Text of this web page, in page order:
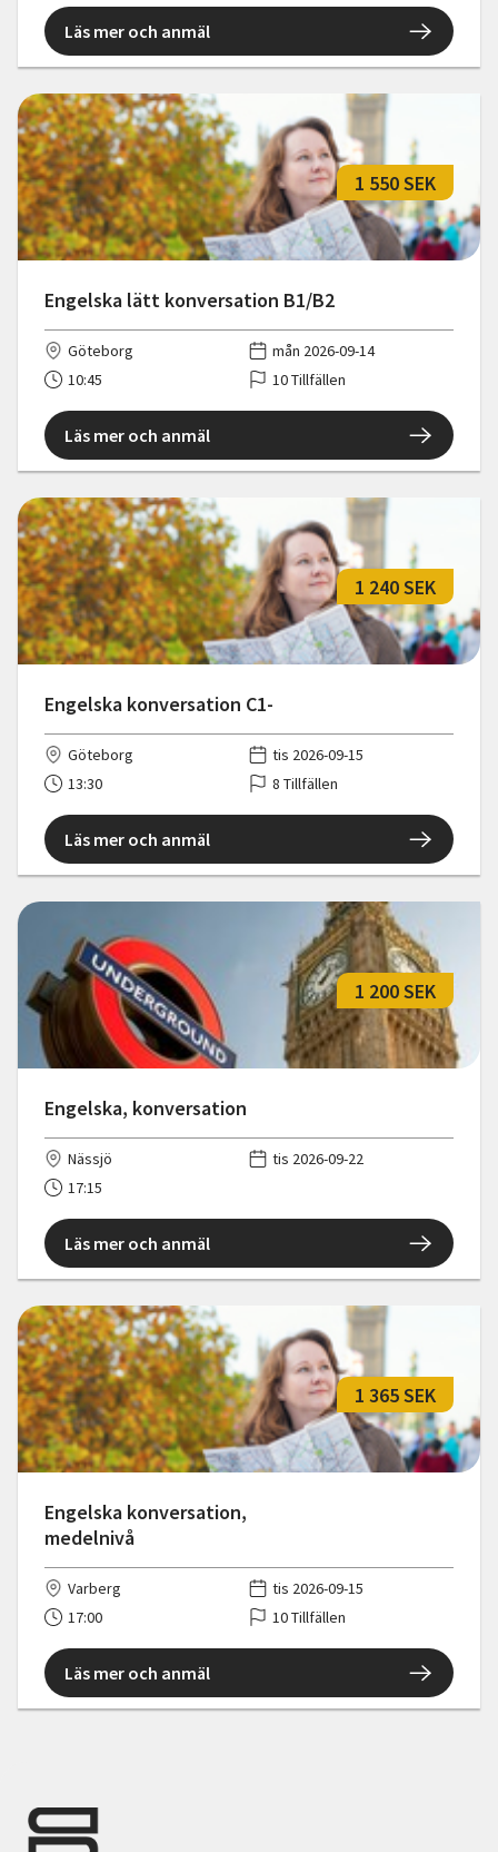
Läs mer och anmäl
Engelska lätt konversation B1/B2
1 550 SEK
Göteborg
mån 2026-09-14
10:45
10 Tillfällen
Läs mer och anmäl
Engelska konversation C1-
1 240 SEK
Göteborg
tis 2026-09-15
13:30
8 Tillfällen
Läs mer och anmäl
Engelska, konversation
1 200 SEK
Nässjö
tis 2026-09-22
17:15
Läs mer och anmäl
Engelska konversation,
medelnivå
1 365 SEK
Varberg
tis 2026-09-15
17:00
10 Tillfällen
Läs mer och anmäl